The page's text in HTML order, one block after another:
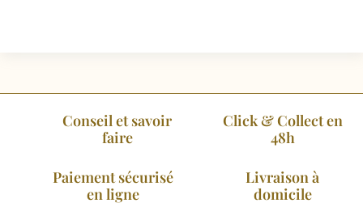
Conseil et savoir
faire
Click & Collect en
48h
Paiement sécurisé
en ligne
Livraison à
domicile